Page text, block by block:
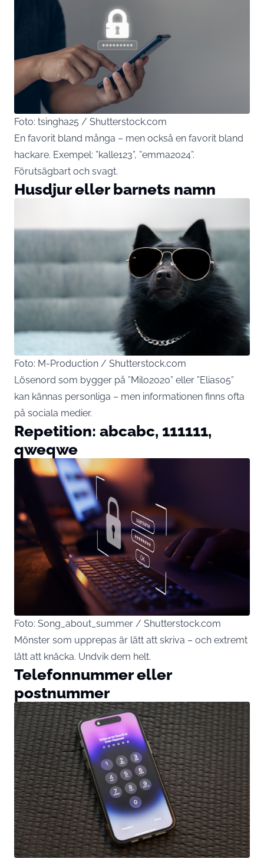
Foto: tsingha25 / Shutterstock.com
En favorit bland många – men också en favorit bland
hackare. Exempel: ”kalle123”, ”emma2024”.
Förutsägbart och svagt.
Husdjur eller barnets namn
Foto: M-Production / Shutterstock.com
Lösenord som bygger på ”Milo2020” eller ”Elias05”
kan kännas personliga – men informationen finns ofta
på sociala medier.
Repetition: abcabc, 111111,
qweqwe
Foto: Song_about_summer / Shutterstock.com
Mönster som upprepas är lätt att skriva – och extremt
lätt att knäcka. Undvik dem helt.
Telefonnummer eller
postnummer